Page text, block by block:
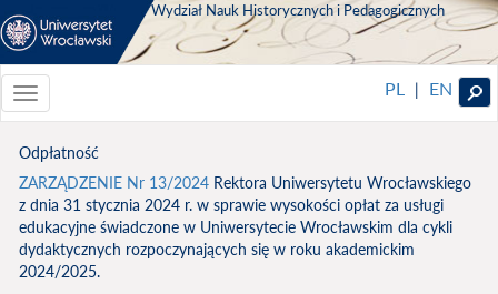
Wydział Nauk Historycznych i Pedagogicznych
Toggle
navigationToggle
PL | EN
Odpłatność
ZARZĄDZENIE Nr 13/2024 Rektora Uniwersytetu Wrocławskiego
z dnia 31 stycznia 2024 r. w sprawie wysokości opłat za usługi
edukacyjne świadczone w Uniwersytecie Wrocławskim dla cykli
dydaktycznych rozpoczynających się w roku akademickim
2024/2025.